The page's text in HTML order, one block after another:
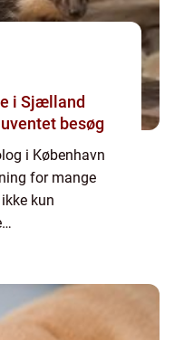
i Sjælland
besøg
i København
for mange
kun